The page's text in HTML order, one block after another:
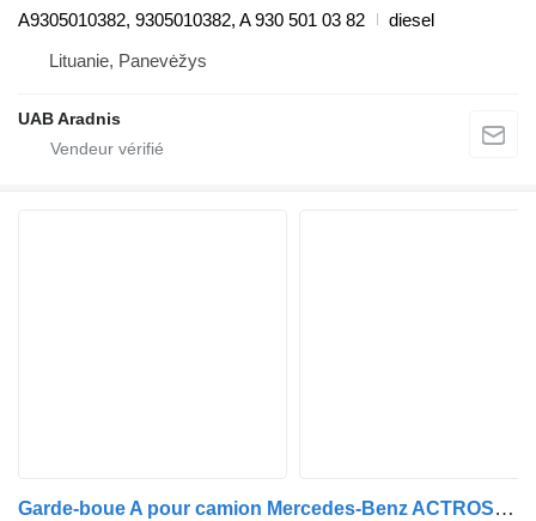
A9305010382, 9305010382, A 930 501 03 82
diesel
Lituanie, Panevėžys
UAB Aradnis
Garde-boue A pour camion Mercedes-Benz ACTROS MP4 1845 L